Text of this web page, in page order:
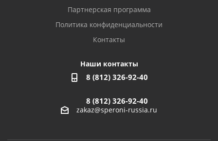
Партнерская программа
Политика конфиденциальности
Контакты
Наши контакты
8 (812) 326-92-40
8 (812) 326-92-40
zakaz@speroni-russia.ru